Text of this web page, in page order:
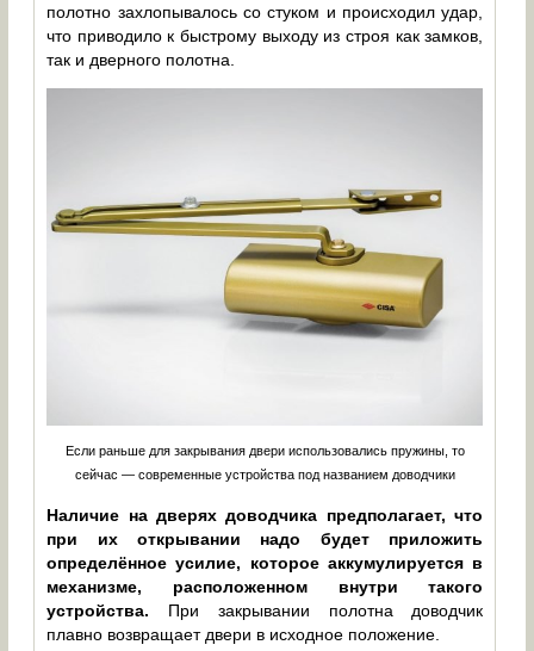
полотно захлопывалось со стуком и происходил удар,
что приводило к быстрому выходу из строя как замков,
так и дверного полотна.
Если раньше для закрывания двери использовались пружины, то
сейчас — современные устройства под названием доводчики
Наличие на дверях доводчика предполагает, что
при их открывании надо будет приложить
определённое усилие, которое аккумулируется в
механизме, расположенном внутри такого
устройства. При закрывании полотна доводчик
плавно возвращает двери в исходное положение.